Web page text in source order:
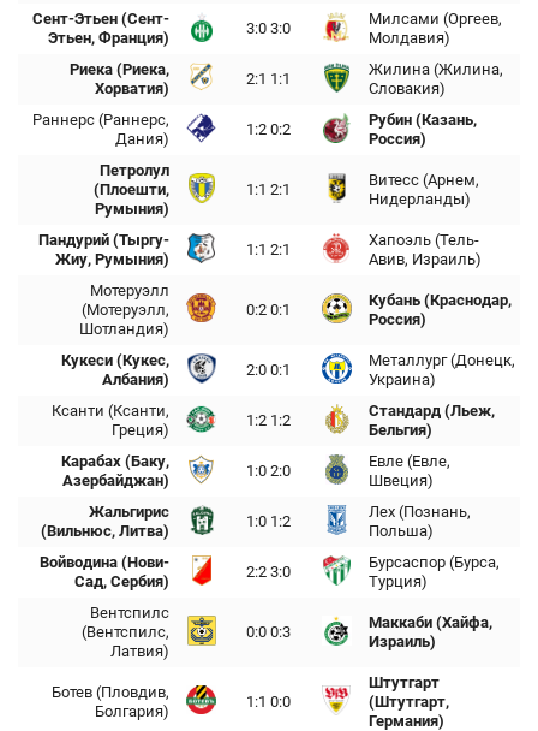
Сент-Этьен (Сент-
Этьен, Франция)
3:0 3:0
Милсами (Оргеев,
Молдавия)
Риека (Риека,
Хорватия)
2:1 1:1
Жилина (Жилина,
Словакия)
Раннерс (Раннерс,
Дания)
1:2 0:2
Рубин (Казань,
Россия)
Петролул
(Плоешти,
Румыния)
1:1 2:1
Витесс (Арнем,
Нидерланды)
Пандурий (Тыргу-
Жиу, Румыния)
1:1 2:1
Хапоэль (Тель-
Авив, Израиль)
Мотеруэлл
(Мотеруэлл,
Шотландия)
0:2 0:1
Кубань (Краснодар,
Россия)
Кукеси (Кукес,
Албания)
2:0 0:1
Металлург (Донецк,
Украина)
Ксанти (Ксанти,
Греция)
1:2 1:2
Стандард (Льеж,
Бельгия)
Карабах (Баку,
Азербайджан)
1:0 2:0
Евле (Евле,
Швеция)
Жальгирис
(Вильнюс, Литва)
1:0 1:2
Лех (Познань,
Польша)
Войводина (Нови-
Сад, Сербия)
2:2 3:0
Бурсаспор (Бурса,
Турция)
Вентспилс
(Вентспилс,
Латвия)
0:0 0:3
Маккаби (Хайфа,
Израиль)
Ботев (Пловдив,
Болгария)
1:1 0:0
Штутгарт
(Штутгарт,
Германия)